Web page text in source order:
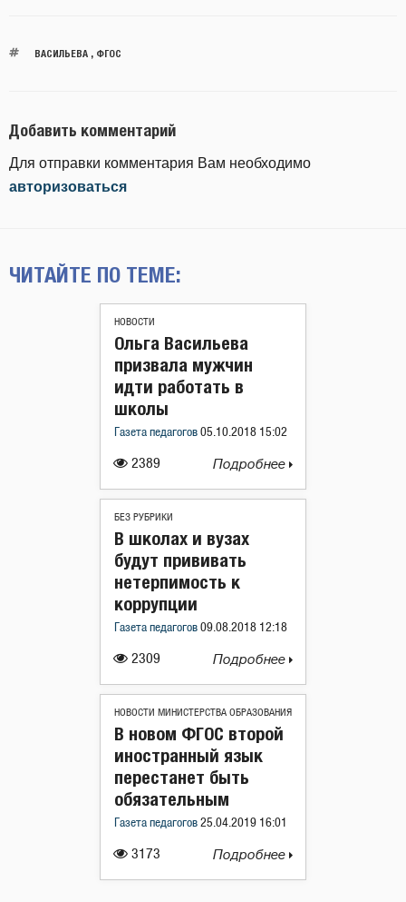
ВАСИЛЬЕВА, ФГОС
Добавить комментарий
Для отправки комментария Вам необходимо
авторизоваться
ЧИТАЙТЕ ПО ТЕМЕ:
НОВОСТИ
2389
Ольга Васильева
призвала мужчин
идти работать в
школы
Газета педагогов 05.10.2018 15:02
Подробнее
БЕЗ РУБРИКИ
2309
В школах и вузах
будут прививать
нетерпимость к
коррупции
Газета педагогов 09.08.2018 12:18
Подробнее
НОВОСТИ МИНИСТЕРСТВА ОБРАЗОВАНИЯ
3173
В новом ФГОС второй
иностранный язык
перестанет быть
обязательным
Газета педагогов 25.04.2019 16:01
Подробнее